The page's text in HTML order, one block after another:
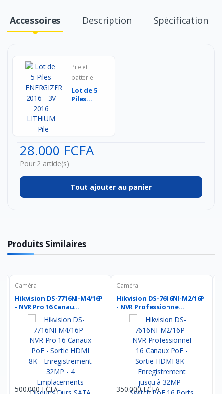
Accessoires Description Spécification
Pile et
batterie
Lot de 5
Piles
28.000 FCFA
Pour 2 article(s)
Tout ajouter au panier
Produits Similaires
Caméra
Hikvision DS-7716NI-M4/16P
- NVR Pro 16 Canau...
500.000 FCFA
Caméra
Hikvision DS-7616NI-M2/16P
- NVR Professionne...
350.000 FCFA